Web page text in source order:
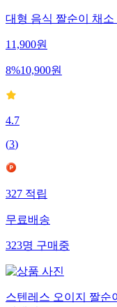
대형 음식 짤순이 채
11,900원
8%10,900원
4.7
(3)
327적립
무료배송
323명구매중
스텐레스 오이지 짤순